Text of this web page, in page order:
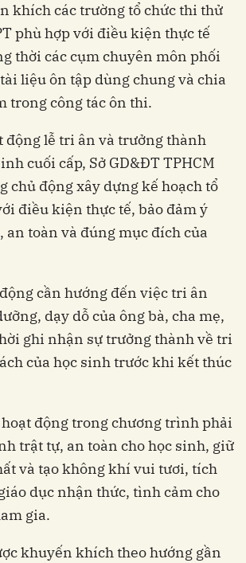
khích các trường tổ chức thi thử
phù hợp với điều kiện thực tế
thời các cụm chuyên môn phối
liệu ôn tập dùng chung và chia
trong công tác ôn thi.
động lễ tri ân và trưởng thành
cuối cấp, Sở GD&ĐT TPHCM
chủ động xây dựng kế hoạch tổ
điều kiện thực tế, bảo đảm ý
an toàn và đúng mục đích của
cần hướng đến việc tri ân
dạy dỗ của ông bà, cha mẹ,
ghi nhận sự trưởng thành về tri
của học sinh trước khi kết thúc
hoạt động trong chương trình phải
trật tự, an toàn cho học sinh, giữ
và tạo không khí vui tươi, tích
dục nhận thức, tình cảm cho
gia.
khuyến khích theo hướng gần